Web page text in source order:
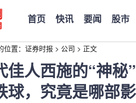
首页 快讯 要闻 股市
置： 证券时报 > 公司 > 正文
佳人西施的“神
球，究竟是哪部